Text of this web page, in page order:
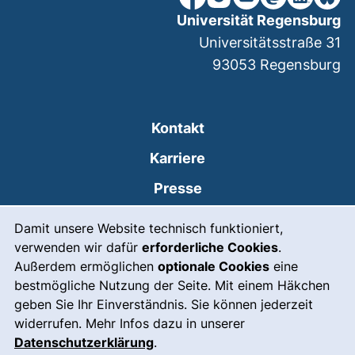
Damit unsere Website technisch funktioniert,
verwenden wir dafür erforderliche Cookies.
Außerdem ermöglichen optionale Cookies eine
bestmögliche Nutzung der Seite. Mit einem Häkchen
geben Sie Ihr Einverständnis. Sie können jederzeit
widerrufen. Mehr Infos dazu in unserer
Datenschutzerklärung.
Kontakt
Karriere
Presse
Leichte Sprache
Gebärdensprache
Notfall(externer Link, öffnet
Impressum
Universität Regensburg
Universitätsstraße 31
93053 Regensburg